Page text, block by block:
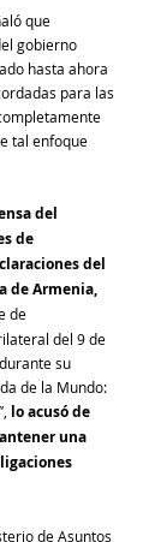
que
gobierno
hasta ahora
para las
tal enfoque
del
de
del
de Armenia,
de
del 9 de
su
de la Mundo:
lo acusó de
una
de Asuntos